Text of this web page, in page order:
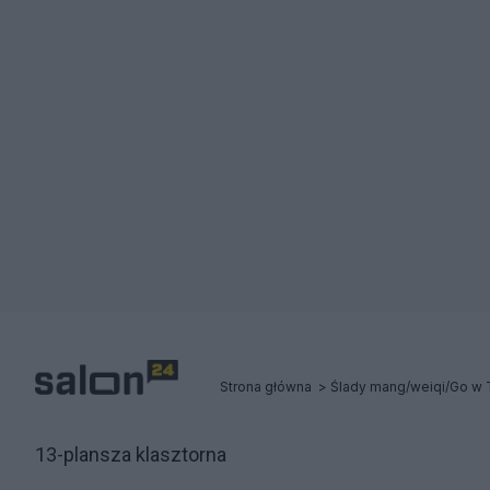
Strona główna Ślady mang/weiqi/Go w
13-plansza klasztorna